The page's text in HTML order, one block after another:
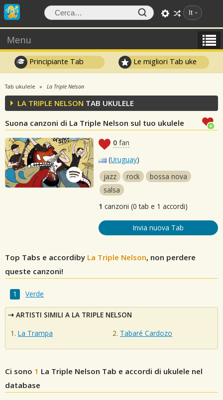
It
Menu
Principiante Tab Le migliori Tab uke
Tab ukulele La Triple Nelson
LA TRIPLE NELSON TAB UKULELE
Suona canzoni di La Triple Nelson sul tuo ukulele
0 fan
(Uruguay)
jazz
rock
bossa nova
salsa
1 canzoni (0 tab e 1 accordi)
Invia nuova Tab
Top Tabs e accordiby La Triple Nelson, non perdere
queste canzoni!
Verde
ARTISTI SIMILI A LA TRIPLE NELSON
La Trampa
Tabaré Cardozo
Ci sono 1 La Triple Nelson Tab e accordi di ukulele nel
database